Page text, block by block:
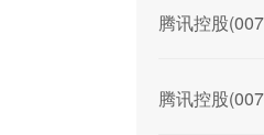
腾讯控股
腾讯控股